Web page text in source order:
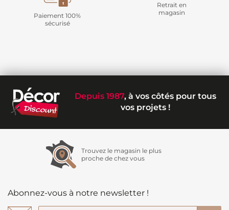
Paiement 100%
sécurisé
Retrait en
magasin
Depuis 1987, à vos côtés pour tous
vos projets !
Trouvez le magasin le plus
proche de chez vous
Abonnez-vous à notre newsletter !